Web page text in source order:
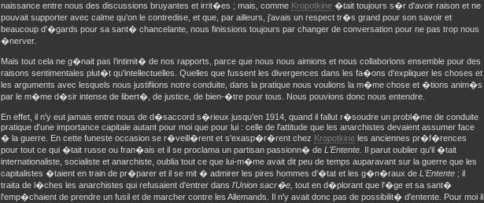
naissance entre nous des discussions bruyantes et irrit�es ; mais, comme Kropotkine �tait toujours s�r d'avoir raison et ne
pouvait supporter avec calme qu'on le contredise, et que, par ailleurs, j'avais un respect tr�s grand pour son savoir et
beaucoup d'�gards pour sa sant� chancelante, nous finissions toujours par changer de conversation pour ne pas trop nous
�nerver.
Mais tout cela ne g�nait pas l'intimit� de nos rapports, parce que nous nous aimions et nous collaborions ensemble pour des
raisons sentimentales plut�t qu'intellectuelles. Quelles que fussent les divergences dans les fa�ons d'expliquer les choses et
les arguments avec lesquels nous justifiions notre conduite, dans la pratique nous voulions la m�me chose et �tions anim�s
par le m�me d�sir intense de libert�, de justice, de bien-�tre pour tous. Nous pouvions donc nous entendre.
En effet, il n'y eut jamais entre nous de d�saccord s�rieux jusqu'en 1914, quand il fallut r�soudre un probl�me de conduite
pratique d'une importance capitale autant pour moi que pour lui : celle de l'attitude que les anarchistes devaient assumer face
� la guerre. En cette funeste occasion se r�veill�rent et s'exasp�r�rent chez Kropotkine les anciennes pr�f�rences
pour tout ce qui �tait russe ou fran�ais et il se proclama un partisan passionn� de L'Entente. Il parut oublier qu'il �tait
internationaliste, socialiste et anarchiste, oublia tout ce que lui-m�me avait dit peu de temps auparavant sur la guerre que les
capitalistes �taient en train de pr�parer et il se mit � admirer les pires hommes d'�tat et les g�n�raux de L'Entente ; il
traita de l�ches les anarchistes qui refusaient d'entrer dans l'Union sacr�e, tout en d�plorant que l'�ge et sa sant�
l'emp�chaient de prendre un fusil et de marcher contre les Allemands. Il n'y avait donc pas de possibilit� d'entente. Pour moi il